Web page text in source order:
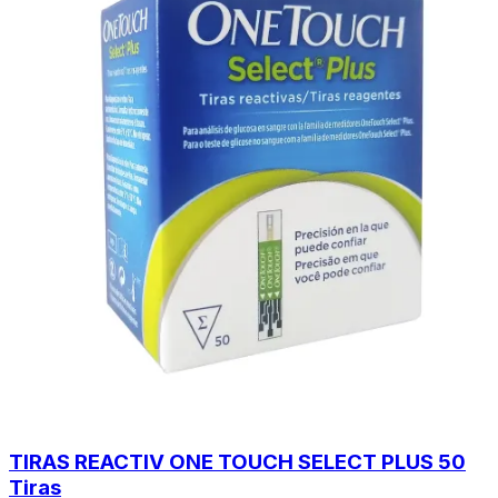
TIRAS REACTIV ONE TOUCH SELECT PLUS 50
Tiras